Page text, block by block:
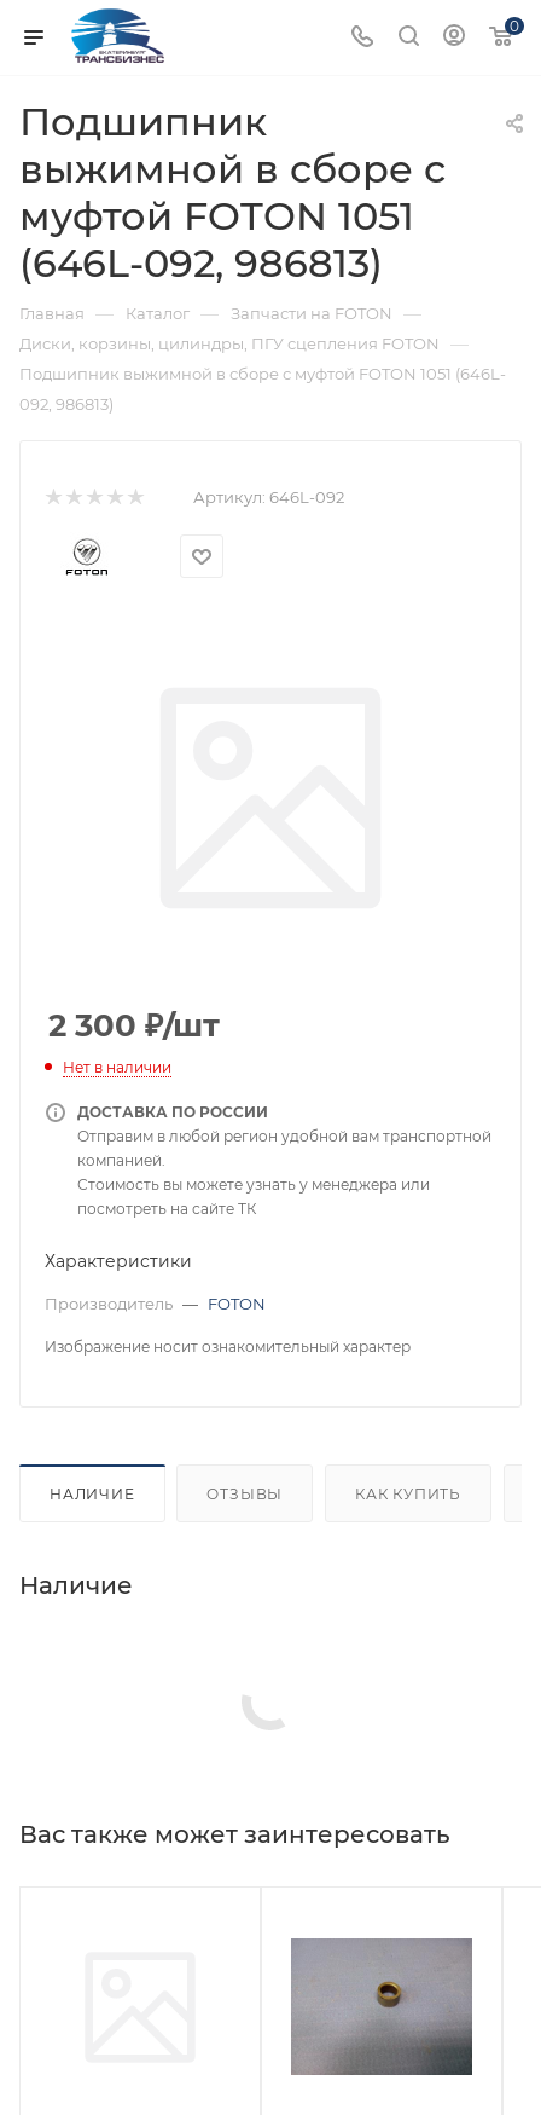
0
Подшипник
выжимной в сборе с
муфтой FOTON 1051
(646L-092, 986813)
Главная — Каталог — Запчасти на FOTON —
Диски, корзины, цилиндры, ПГУ сцепления FOTON —
Подшипник выжимной в сборе с муфтой FOTON 1051 (646L-
092, 986813)
Артикул: 646L-092
2 300 ₽/шт
Нет в наличии
ДОСТАВКА ПО РОССИИ
Отправим в любой регион удобной вам транспортной
компанией.
Стоимость вы можете узнать у менеджера или
посмотреть на сайте ТК
Характеристики
Производитель — FOTON
Изображение носит ознакомительный характер
НАЛИЧИЕ ОТЗЫВЫ КАК КУПИТЬ
Наличие
Вас также может заинтересовать